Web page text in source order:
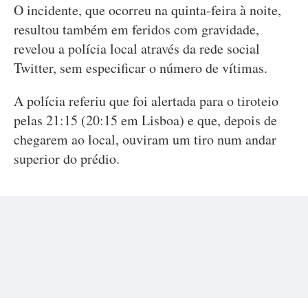
O incidente, que ocorreu na quinta-feira à noite,
resultou também em feridos com gravidade,
revelou a polícia local através da rede social
Twitter, sem especificar o número de vítimas.
A polícia referiu que foi alertada para o tiroteio
pelas 21:15 (20:15 em Lisboa) e que, depois de
chegarem ao local, ouviram um tiro num andar
superior do prédio.